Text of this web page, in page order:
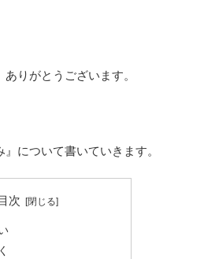
りがとうございます。
について書いていきます。
目次